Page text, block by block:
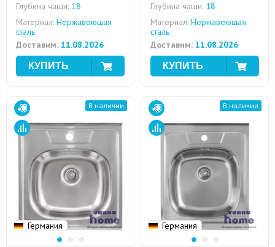
Глубина чаши: 18
Материал: Нержавеющая
сталь
Доставим: 11.08.2026
Глубина чаши: 18
Материал: Нержавеющая
сталь
Доставим: 11.08.2026
Германия
В наличии
Германия
В наличии